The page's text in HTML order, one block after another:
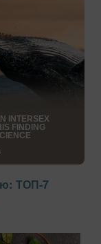
ТОП-7